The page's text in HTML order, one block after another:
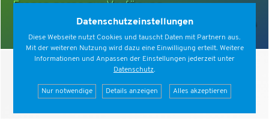
Fragen gerne zur Verfügung.
mehr zu den Jumping Doctors
Datenschutzeinstellungen
Diese Webseite nutzt Cookies und tauscht Daten mit Partnern aus.
Mit der weiteren Nutzung wird dazu eine Einwilligung erteilt. Weitere
Informationen und Anpassen der Einstellungen jederzeit unter
Datenschutz.
Nur notwendige Details anzeigen Alles akzeptieren